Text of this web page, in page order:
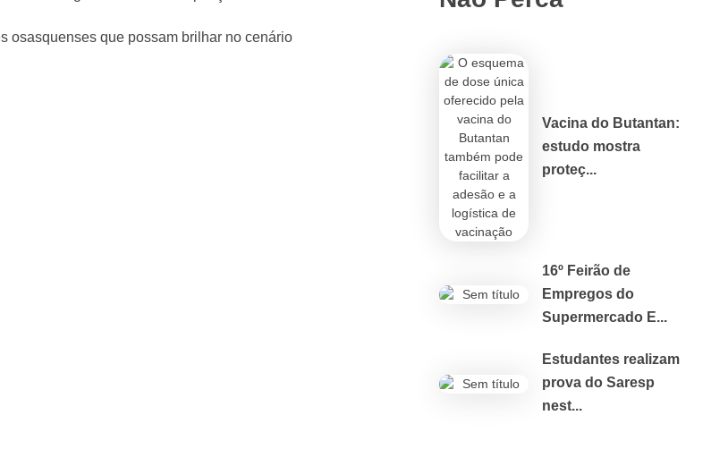
osasquenses que possam brilhar no cenário
Vacina do Butantan:
estudo mostra
proteç...
16º Feirão de
Empregos do
Supermercado E...
Estudantes realizam
prova do Saresp
nest...